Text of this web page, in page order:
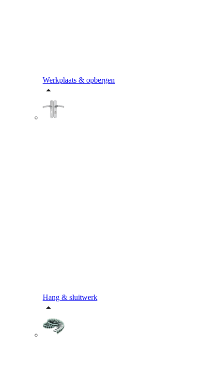
Werkplaats & opbergen
Hang & sluitwerk